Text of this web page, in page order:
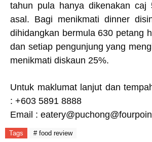
tahun pula hanya dikenakan caj
asal. Bagi menikmati dinner
dihidangkan bermula 630 petang
dan setiap pengunjung yang
menikmati diskaun 25%.
Untuk maklumat lanjut dan
: +603 5891 8888
Email :
Tags # food review